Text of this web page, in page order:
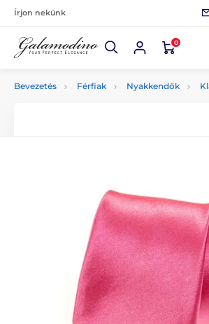
Írjon nekünk
0
Bevezetés Férfiak Nyakkendők